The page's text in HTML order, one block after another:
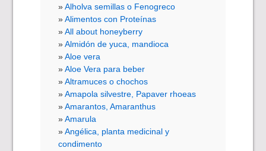
Alholva semillas o Fenogreco
Alimentos con Proteínas
All about honeyberry
Almidón de yuca, mandioca
Aloe vera
Aloe Vera para beber
Altramuces o chochos
Amapola silvestre, Papaver rhoeas
Amarantos, Amaranthus
Amarula
Angélica, planta medicinal y
condimento